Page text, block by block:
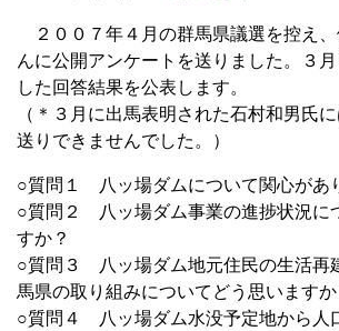
２００７年４月の群馬県議選を控え、
んに公開アンケートを送りました。３
した回答結果を公表します。
（＊３月に出馬表明された石村和男氏
送りできませんでした。）
○質問１ 八ッ場ダムについて関心が
○質問２ 八ッ場ダム事業の進捗状況に
すか？
○質問３ 八ッ場ダム地元住民の生活再
馬県の取り組みについてどう
○質問４ 八ッ場ダム水没予定地から人